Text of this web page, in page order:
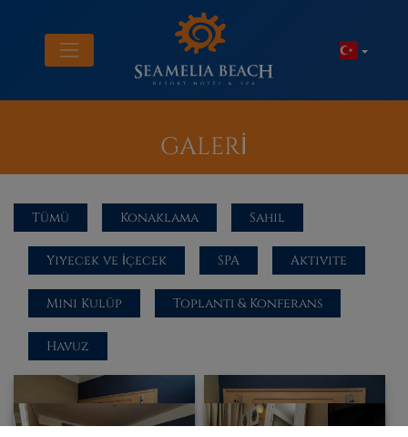
GALERİ
Tümü Konaklama Sahil
Yiyecek ve İçecek SPA Aktivite
Mini Kulüp Toplantı & Konferans
Havuz